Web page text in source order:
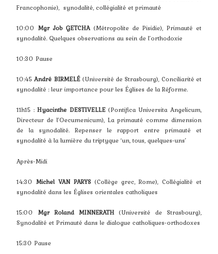
Francophonie), synodalité, collégialité et primauté
10:00 Mgr Job GETCHA(Métropolite de Pisidie), Primauté et
synodalité. Quelques observations au sein de l’orthodoxie
10:30 Pause
10:45André BIRMELÉ(Université de Strasbourg), Conciliarité et
synodalité : leur importance pour les Églises de la Réforme.
11h15 :Hyacinthe DESTIVELLE(Pontifica Universita Angelicum,
Directeur de l’Oecumenicum), La primauté comme dimension
de la synodalité. Repenser le rapport entre primauté et
synodalité à la lumière du triptyque ‘un, tous, quelques-uns’
Après-Midi
14:30Michel VAN PARYS(Collège grec, Rome), Collégialité et
synodalité dans les Églises orientales catholiques
15:00 Mgr Roland MINNERATH(Université de Strasbourg),
Synodalité et Primauté dans le dialogue catholiques-orthodoxes
15:30 Pause